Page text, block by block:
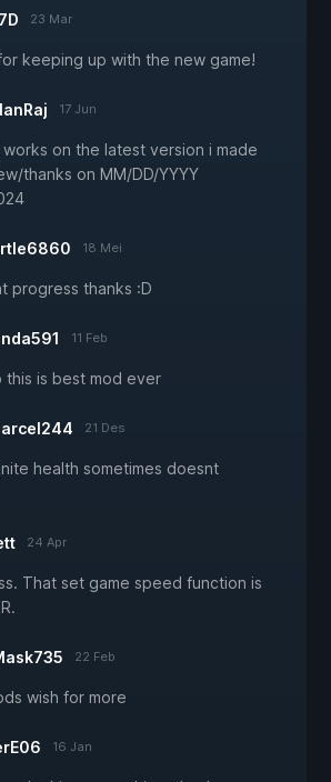
23 Mar
keeping up with the new game!
17 Jun
on the latest version i made
thanks on MM/DD/YYYY
18 Mei
progress thanks :D
11 Feb
this is best mod ever
21 Des
health sometimes doesnt
24 Apr
That set game speed function is
22 Feb
wish for more
16 Jan